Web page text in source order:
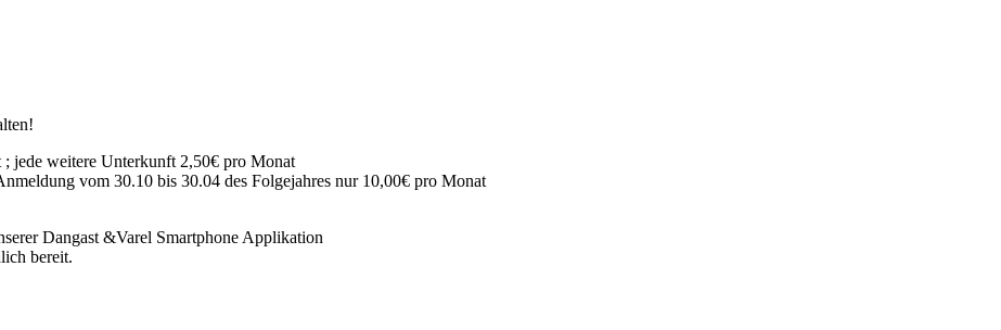
jede weitere Unterkunft 2,50€ pro Monat
vom 30.10 bis 30.04 des Folgejahres nur 10,00€ pro Monat
Dangast &Varel Smartphone Applikation
bereit.